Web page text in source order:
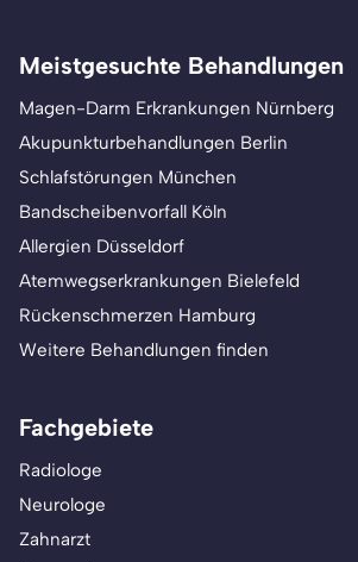
Meistgesuchte Behandlungen
Magen-Darm Erkrankungen Nürnberg
Akupunkturbehandlungen Berlin
Schlafstörungen München
Bandscheibenvorfall Köln
Allergien Düsseldorf
Atemwegserkrankungen Bielefeld
Rückenschmerzen Hamburg
Weitere Behandlungen finden
Fachgebiete
Radiologe
Neurologe
Zahnarzt